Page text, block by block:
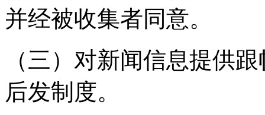
并经被收集者同意。
（三）对新闻信息提供
后发制度。